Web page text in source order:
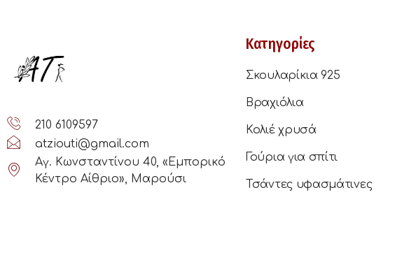
210 6109597
atziouti@gmail.com
Αγ. Κωνσταντίνου 40, «Εμπορικό
Κέντρο Αίθριο», Μαρούσι
Κατηγορίες
Σκουλαρίκια 925
Βραχιόλια
Κολιέ χρυσά
Γούρια για σπίτι
Τσάντες υφασμάτινες